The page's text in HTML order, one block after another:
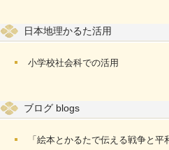
日本地理かるた活用
小学校社会科での活用
ブログ blogs
「絵本とかるたで伝える戦争と平